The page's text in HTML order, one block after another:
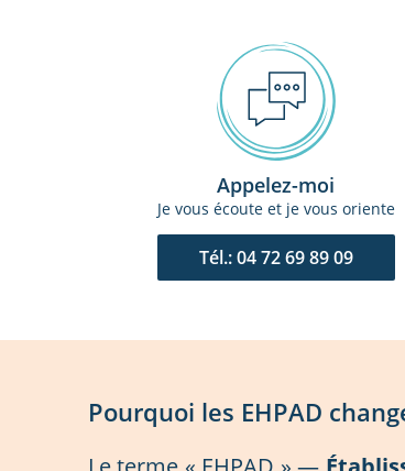
Appelez-moi
Je vous écoute et je vous oriente
Tél.: 04 72 69 89 09
Pourquoi les EHPAD